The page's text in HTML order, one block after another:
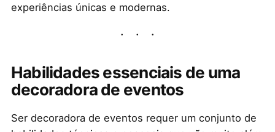
experiências únicas e modernas.
Habilidades essenciais de uma
decoradora de eventos
Ser decoradora de eventos requer um conjunto de